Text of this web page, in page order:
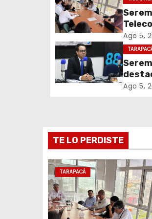
a
c
i
ó
n
e
e
n
t
r
de
Ago 5,
Ago 5,
TE LO PERDISTE
TARAPACÁ